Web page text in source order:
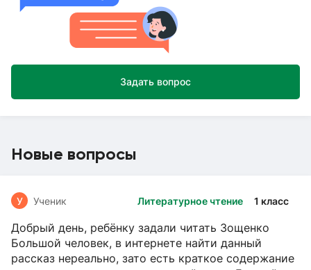
Задать вопрос
Новые вопросы
Литературное чтение 1 класс
У Ученик
Добрый день, ребёнку задали читать Зощенко
Большой человек, в интернете найти данный
рассказ нереально, зато есть краткое содержание